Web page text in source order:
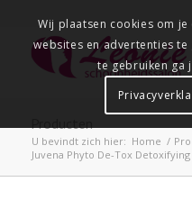
Producten
U bevindt zich hier: Home /
Juvena Phyto De-Tox
Wij plaatsen cookies om
websites en advertenties
te gebruiken ga